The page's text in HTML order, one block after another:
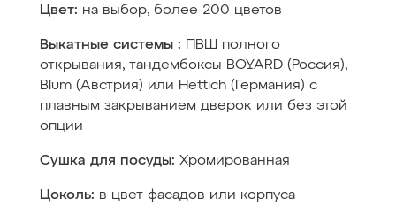
Цвет: на выбор, более 200 цветов
Выкатные системы :
ПВШ полного
открывания, тандембоксы BOYARD (Россия),
Blum (Австрия) или Hettich (Германия) с
плавным закрыванием дверок или без этой
опции
Сушка для посуды: Хромированная
Цоколь: в цвет фасадов или корпуса